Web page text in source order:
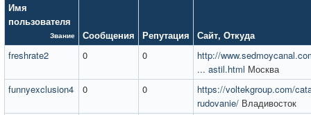
Имя
пользователя
Звание Сообщения Репутация Сайт, Откуда
freshrate2
0 0
http://
... astil.html Москва
funnyexclusion4
0 0
https://voltekgroup.com/
rudovanie/ Владивосток